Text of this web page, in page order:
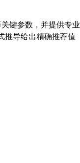
键参数，并提供专业
推导给出精确推荐值